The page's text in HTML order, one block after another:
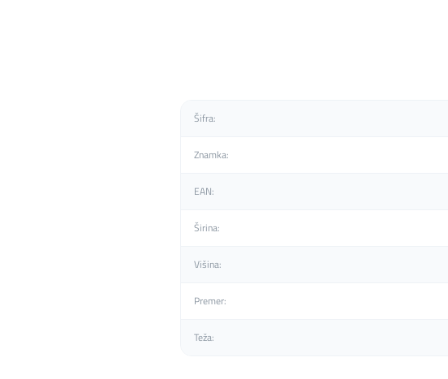
Šifra:
Znamka:
EAN:
Širina:
Višina:
Premer:
Teža: